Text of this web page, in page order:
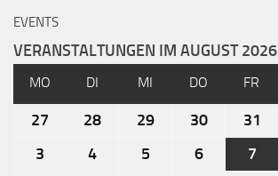
EVENTS
VERANSTALTUNGEN IM AUGUST 2026
MO DI MI DO FR
27 28 29 30 31
3
4 5 6 7